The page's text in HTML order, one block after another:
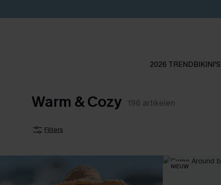
2026 TRENDBIKINI'S
Warm & Cozy 196 artikelen
Filters
NIEUW